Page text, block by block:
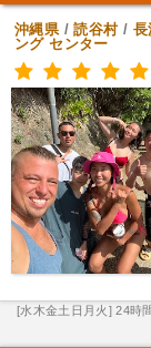
沖縄県/読谷村/
ング センター
[水木金土日月火] 24時